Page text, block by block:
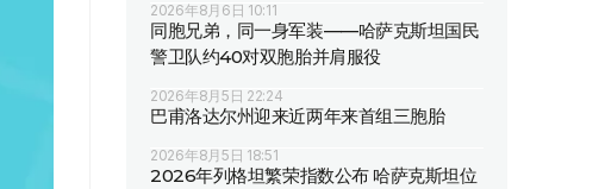
2026年8月6日 10:11
同胞兄弟，同一身军装——哈萨克斯坦国民
警卫队约40对双胞胎并肩服役
2026年8月5日 22:24
巴甫洛达尔州迎来近两年来首组三胞胎
2026年8月5日 18:51
2026年列格坦繁荣指数公布 哈萨克斯坦位